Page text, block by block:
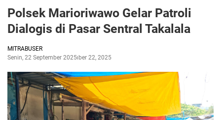
Polsek Marioriwawo Gelar Patroli
Dialogis di Pasar Sentral Takalala
MITRABUSER
Senin, 22 September 2025September 22, 2025